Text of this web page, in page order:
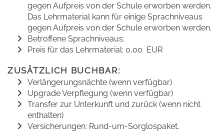
gegen Aufpreis von der Schule erworben werden.
Das Lehrmaterial kann für einige Sprachniveaus
gegen Aufpreis von der Schule erworben werden.
Betroffene Sprachniveaus:
Preis für das Lehrmaterial: 0,00 EUR
ZUSÄTZLICH BUCHBAR:
Verlängerungsnächte (wenn verfügbar)
Upgrade Verpflegung (wenn verfügbar)
Transfer zur Unterkunft und zurück (wenn nicht
enthalten)
Versicherungen: Rund-um-Sorglospaket,